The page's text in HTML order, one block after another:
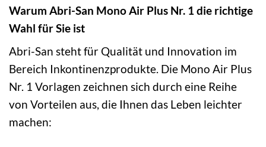
Warum Abri-San Mono Air Plus Nr. 1 die richtige
Wahl für Sie ist
Abri-San steht für Qualität und Innovation im
Bereich Inkontinenzprodukte. Die Mono Air Plus
Nr. 1 Vorlagen zeichnen sich durch eine Reihe
von Vorteilen aus, die Ihnen das Leben leichter
machen: